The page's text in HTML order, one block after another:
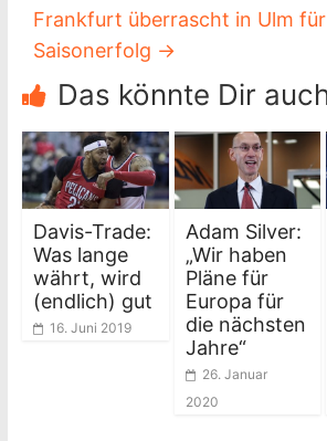
Frankfurt überrascht in Ulm
Saisonerfolg →
Das könnte Dir
Davis-Trade:
Was lange
währt, wird
(endlich) gut
16. Juni 2019
Adam Silver:
„Wir haben
Pläne für
Europa für
die nächsten
Jahre“
26. Januar
2020